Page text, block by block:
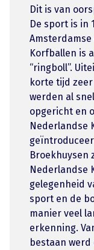
Dit is van
De sport is in
Korfballen is
“ringboll”.
korte tijd
werden al
opgericht en
Nederlandse
Broekhuysen
Nederlandse
gelegenheid
sport en de
manier veel
erkenning.
bestaan